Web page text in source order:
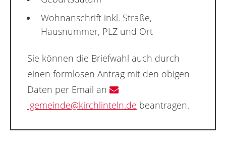
Wohnanschrift inkl. Straße,
Hausnummer, PLZ und Ort
Sie können die Briefwahl auch durch
einen formlosen Antrag mit den obigen
Daten per Email an
gemeinde@kirchlinteln.de beantragen.